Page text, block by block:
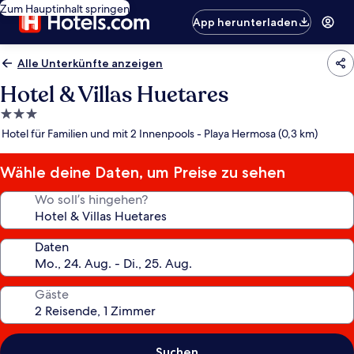
Zum Hauptinhalt springen
App herunterladen
Alle Unterkünfte anzeigen
Hotel & Villas Huetares
3.0-
Sterne-
Hotel für Familien und mit 2 Innenpools - Playa Hermosa (0,3 km)
Wähle deine Daten, um Preise zu sehen
Wo soll’s hingehen?
Daten
Gäste